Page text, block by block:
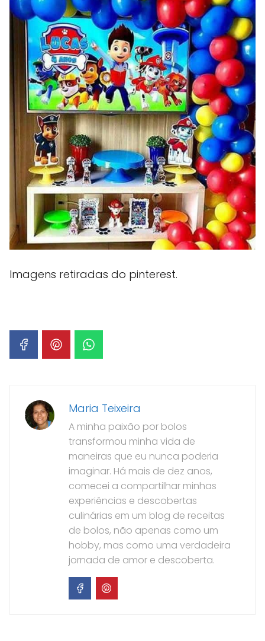
Imagens retiradas do pinterest.
Maria Teixeira
A minha paixão por bolos
transformou minha vida de
maneiras que eu nunca poderia
imaginar. Há mais de dez anos,
comecei a compartilhar minhas
experiências e descobertas
culinárias em um blog de receitas
de bolos, não apenas como um
hobby, mas como uma verdadeira
jornada de amor e descoberta.